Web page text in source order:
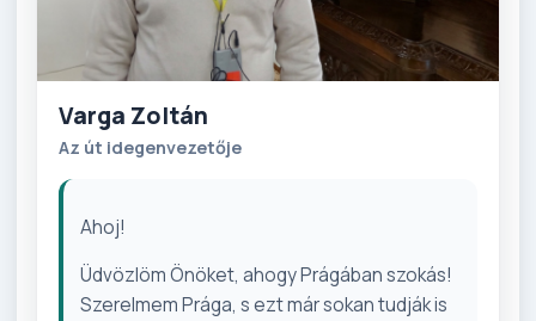
Varga Zoltán
Az út idegenvezetője
Ahoj!
Üdvözlöm Önöket, ahogy Prágában szokás!
Szerelmem Prága, s ezt már sokan tudják is